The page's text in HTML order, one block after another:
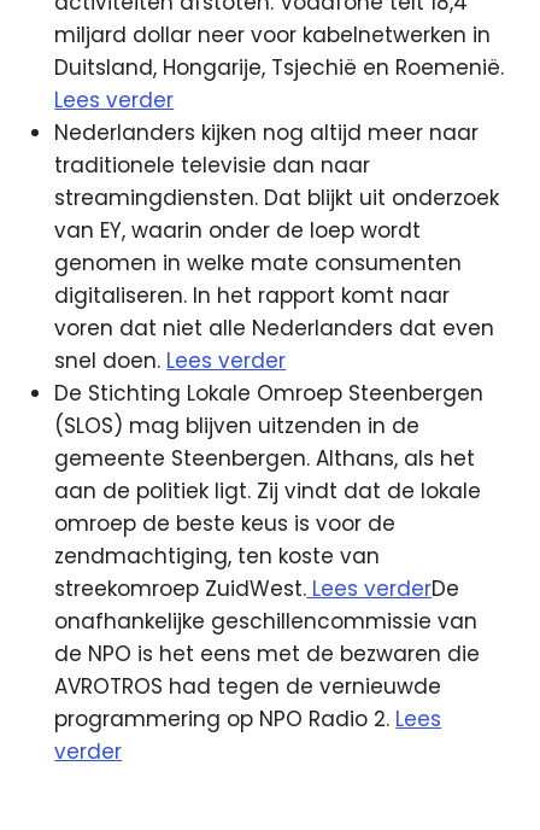
miljard dollar neer voor kabelnetwerken in
Duitsland, Hongarije, Tsjechië en Roemenië.
Lees verder
Nederlanders kijken nog altijd meer naar
traditionele televisie dan naar
streamingdiensten. Dat blijkt uit onderzoek
van EY, waarin onder de loep wordt
genomen in welke mate consumenten
digitaliseren. In het rapport komt naar
voren dat niet alle Nederlanders dat even
snel doen. Lees verder
De Stichting Lokale Omroep Steenbergen
(SLOS) mag blijven uitzenden in de
gemeente Steenbergen. Althans, als het
aan de politiek ligt. Zij vindt dat de lokale
omroep de beste keus is voor de
zendmachtiging, ten koste van
streekomroep ZuidWest. Lees verderDe
onafhankelijke geschillencommissie van
de NPO is het eens met de bezwaren die
AVROTROS had tegen de vernieuwde
programmering op NPO Radio 2. Lees
verder